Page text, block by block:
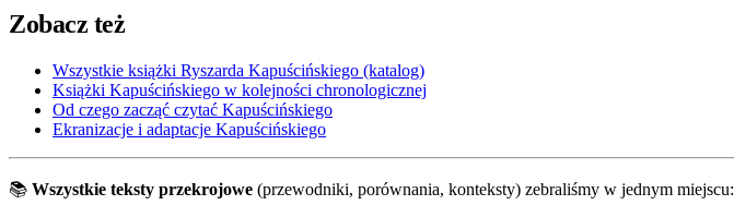
Zobacz też
Wszystkie książki Ryszarda Kapuścińskiego (katalog)
Książki Kapuścińskiego w kolejności chronologicznej
Od czego zacząć czytać Kapuścińskiego
Ekranizacje i adaptacje Kapuścińskiego
📚 Wszystkie teksty przekrojowe (przewodniki, porównania, konteksty) zebraliśmy w jednym miejscu: